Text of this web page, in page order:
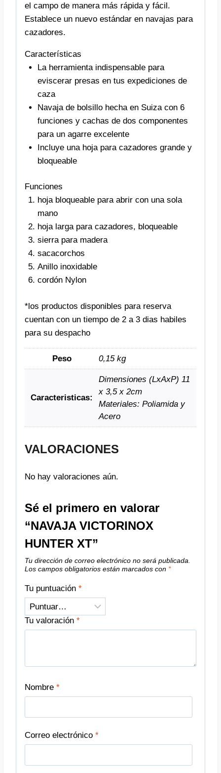
el campo de manera más rápida y fácil.
Establece un nuevo estándar en navajas para
cazadores.
Características
La herramienta indispensable para
eviscerar presas en tus expediciones de
caza
Navaja de bolsillo hecha en Suiza con 6
funciones y cachas de dos componentes
para un agarre excelente
Incluye una hoja para cazadores grande y
bloqueable
Funciones
hoja bloqueable para abrir con una sola
mano
hoja larga para cazadores, bloqueable
sierra para madera
sacacorchos
Anillo inoxidable
cordón Nylon
*los productos disponibles para reserva
cuentan con un tiempo de 2 a 3 dias habiles
para su despacho
Peso 0,15 kg
Caracteristicas:
Dimensiones (LxAxP) 11
x 3,5 x 2cm
Materiales: Poliamida y
Acero
VALORACIONES
No hay valoraciones aún.
Sé el primero en valorar
“NAVAJA VICTORINOX
HUNTER XT”
Tu dirección de correo electrónico no será publicada.
Los campos obligatorios están marcados con *
Tu puntuación *
Tu valoración *
Nombre *
Correo electrónico *